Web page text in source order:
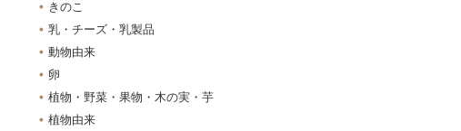
きのこ
乳・チーズ・乳製品
動物由来
卵
植物・野菜・果物・木の実・芋
植物由来